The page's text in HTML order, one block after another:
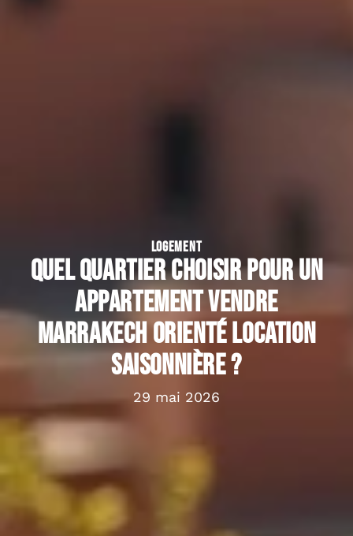
LOGEMENT
Quel quartier choisir pour un
appartement vendre
Marrakech orienté location
saisonnière ?
29 mai 2026